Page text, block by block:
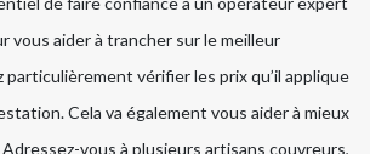
vous aider à trancher sur le meilleur
particulièrement vérifier les prix qu’il applique
Cela va également vous aider à mieux
vous à plusieurs artisans couvreurs,